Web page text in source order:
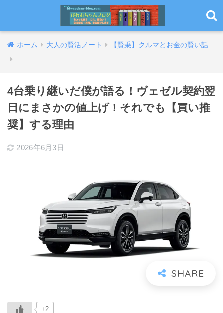
ホーム 大人の賢活ノート 【賢乗】クルマとお金の賢い話
4台乗り継いだ僕が語る！ヴェゼル契約翌
日にまさかの値上げ！それでも【買い推
奨】する理由
2026年6月3日
+2